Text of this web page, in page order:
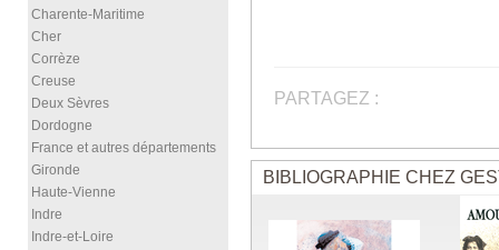
Charente-Maritime
Cher
Corrèze
Creuse
Deux Sèvres
Dordogne
France et autres départements
Gironde
Haute-Vienne
Indre
Indre-et-Loire
PARTAGEZ :
BIBLIOGRAPHIE CHEZ